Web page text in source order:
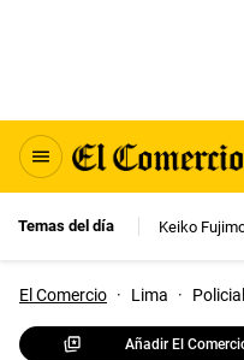
Temas del día Keiko
El Comercio · Lima ·
Añadir El